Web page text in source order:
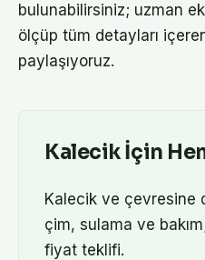
bulunabilirsiniz; uzman
ölçüp tüm detayları
paylaşıyoruz.
Kalecikİçin
Kalecik ve çevresine
çim, sulama ve
fiyat teklifi.